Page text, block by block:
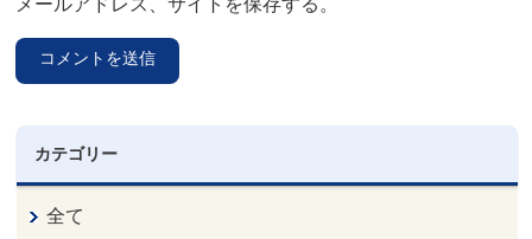
メールアドレス、サイトを保存する。
カテゴリー
全て